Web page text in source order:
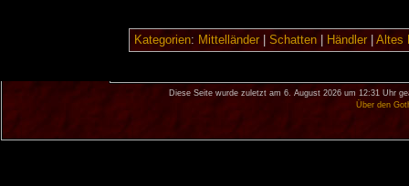
Kategorien: Mittelländer| Schatten| Händler| Altes
Diese Seite wurde zuletzt am 6. August 2026 um 12:31 Uhr
Über den